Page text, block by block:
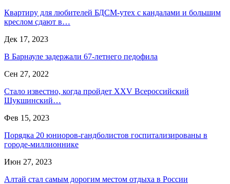
Квартиру для любителей БДСМ-утех с кандалами и большим
креслом сдают в…
Дек 17, 2023
В Барнауле задержали 67-летнего педофила
Сен 27, 2022
Стало известно, когда пройдет XXV Всероссийский
Шукшинский…
Фев 15, 2023
Порядка 20 юниоров-гандболистов госпитализированы в
городе-миллионнике
Июн 27, 2023
Алтай стал самым дорогим местом отдыха в России